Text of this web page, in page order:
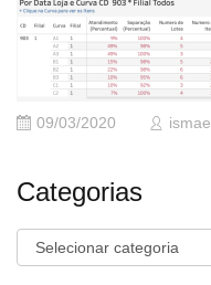
09/03/2020 ismael
Categorias
Categorias